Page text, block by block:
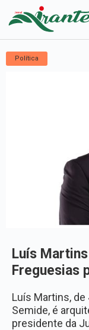
Política
Luís
Freguesias
Luís Martins, de
Semide, é
presidente da